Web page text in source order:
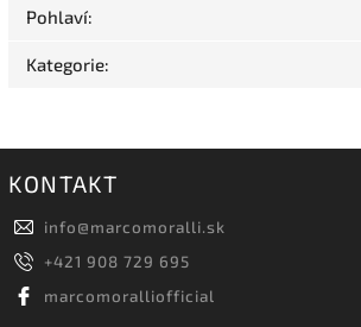
Pohlaví:
Kategorie:
KONTAKT
info@marcomoralli.sk
+421 908 729 695
marcomoralliofficial